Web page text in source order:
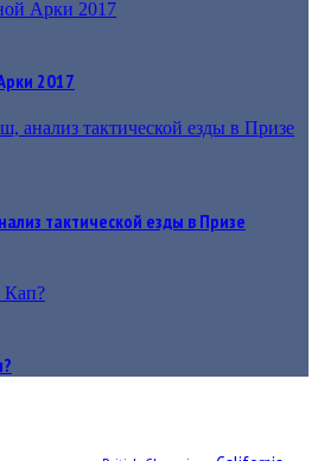
2017
тактической езды в Призе